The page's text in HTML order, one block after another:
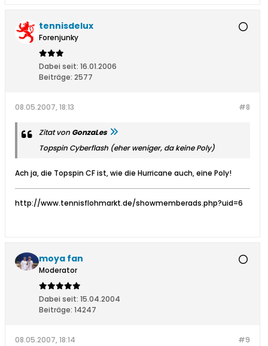
tennisdelux
Forenjunky
Dabei seit: 16.01.2006
Beiträge: 2577
#8
08.05.2007, 18:13
Zitat von GonzaLes
Topspin Cyberflash (eher weniger, da keine Poly)
Ach ja, die Topspin CF ist, wie die Hurricane auch, eine Poly!
http://www.tennisflohmarkt.de/showmemberads.php?uid=6
moya fan
Moderator
Dabei seit: 15.04.2004
Beiträge: 14247
#9
08.05.2007, 18:14